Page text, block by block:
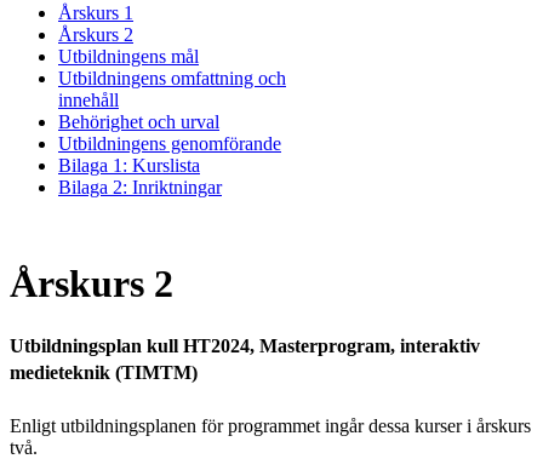
Årskurs 1
Årskurs 2
Utbildningens mål
Utbildningens omfattning och
innehåll
Behörighet och urval
Utbildningens genomförande
Bilaga 1: Kurslista
Bilaga 2: Inriktningar
Årskurs 2
Utbildningsplan kull HT2024, Masterprogram, interaktiv
medieteknik (TIMTM)
Enligt utbildningsplanen för programmet ingår dessa kurser i årskurs
två.